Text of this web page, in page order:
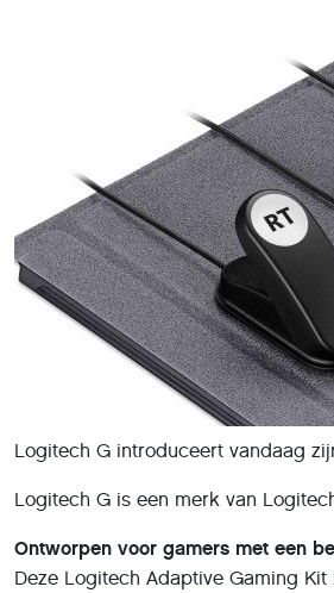
Logitech G introduceert vandaag
Logitech G is een merk van
Ontworpen voor gamers met een
Deze Logitech Adaptive Gaming